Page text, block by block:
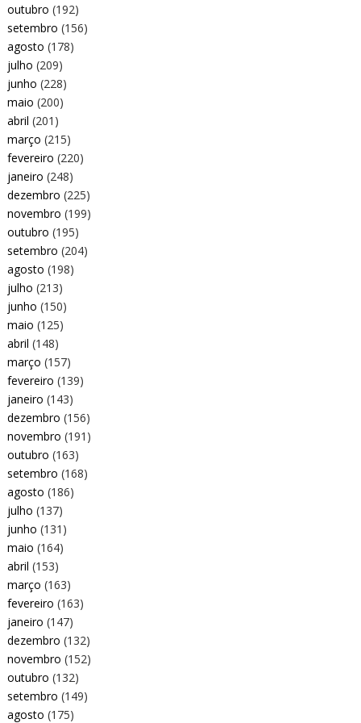
outubro (192)
setembro (156)
agosto (178)
julho (209)
junho (228)
maio (200)
abril (201)
março (215)
fevereiro (220)
janeiro (248)
dezembro (225)
novembro (199)
outubro (195)
setembro (204)
agosto (198)
julho (213)
junho (150)
maio (125)
abril (148)
março (157)
fevereiro (139)
janeiro (143)
dezembro (156)
novembro (191)
outubro (163)
setembro (168)
agosto (186)
julho (137)
junho (131)
maio (164)
abril (153)
março (163)
fevereiro (163)
janeiro (147)
dezembro (132)
novembro (152)
outubro (132)
setembro (149)
agosto (175)